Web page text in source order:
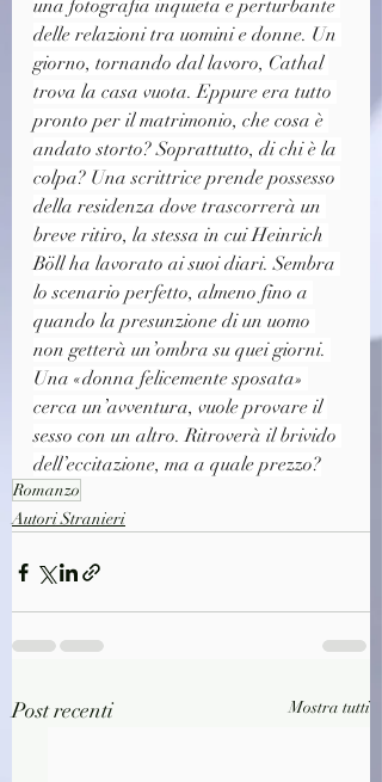
una fotografia inquieta e perturbante
delle relazioni tra uomini e donne. Un
giorno, tornando dal lavoro, Cathal
trova la casa vuota. Eppure era tutto
pronto per il matrimonio, che cosa è
andato storto? Soprattutto, di chi è la
colpa? Una scrittrice prende possesso
della residenza dove trascorrerà un
breve ritiro, la stessa in cui Heinrich
Böll ha lavorato ai suoi diari. Sembra
lo scenario perfetto, almeno fino a
quando la presunzione di un uomo
non getterà un’ombra su quei giorni.
Una «donna felicemente sposata»
cerca un’avventura, vuole provare il
sesso con un altro. Ritroverà il brivido
dell’eccitazione, ma a quale prezzo?
Romanzo
Autori Stranieri
Post recenti Mostra tutti